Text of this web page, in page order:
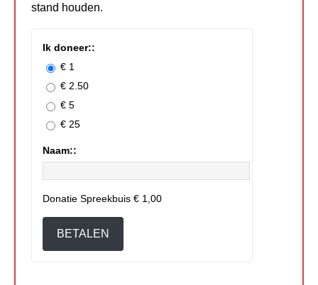
stand houden.
Ik doneer::
€ 1
€ 2.50
€ 5
€ 25
Naam::
Donatie Spreekbuis € 1,00
BETALEN